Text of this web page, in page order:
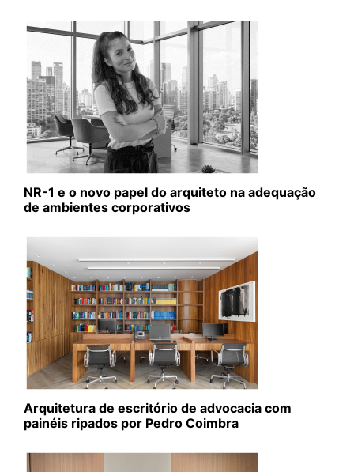
NR-1 e o novo papel do arquiteto na adequação
de ambientes corporativos
Arquitetura de escritório de advocacia com
painéis ripados por Pedro Coimbra